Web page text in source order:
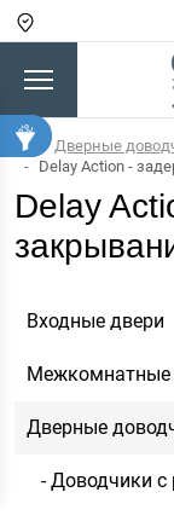
Дверные
Delay Action -
Delay
Входные двери
Межкомнатные
Дверные
- Доводчики c